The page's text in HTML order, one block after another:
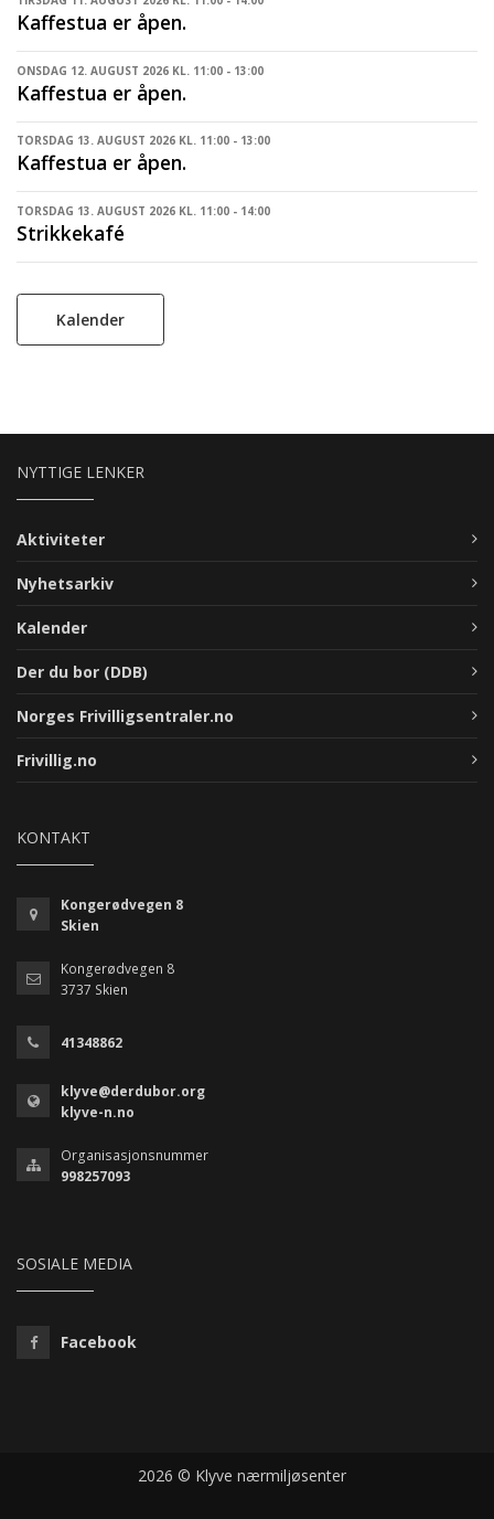
Kaffestua er åpen.
ONSDAG 12. AUGUST 2026 KL. 11:00 - 13:00
Kaffestua er åpen.
TORSDAG 13. AUGUST 2026 KL. 11:00 - 13:00
Kaffestua er åpen.
TORSDAG 13. AUGUST 2026 KL. 11:00 - 14:00
Strikkekafé
Kalender
NYTTIGE LENKER
Aktiviteter
Nyhetsarkiv
Kalender
Der du bor (DDB)
Norges Frivilligsentraler.no
Frivillig.no
KONTAKT
Kongerødvegen 8
Skien
Kongerødvegen 8
3737 Skien
41348862
klyve@derdubor.org
klyve-n.no
Organisasjonsnummer
998257093
SOSIALE MEDIA
Facebook
2026 © Klyve nærmiljøsenter